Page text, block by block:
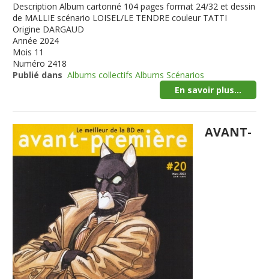
Description Album cartonné 104 pages format 24/32 et dessin
de MALLIE scénario LOISEL/LE TENDRE couleur TATTI
Origine DARGAUD
Année 2024
Mois 11
Numéro 2418
Publié dans Albums collectifs Albums Scénarios
En savoir plus...
AVANT-